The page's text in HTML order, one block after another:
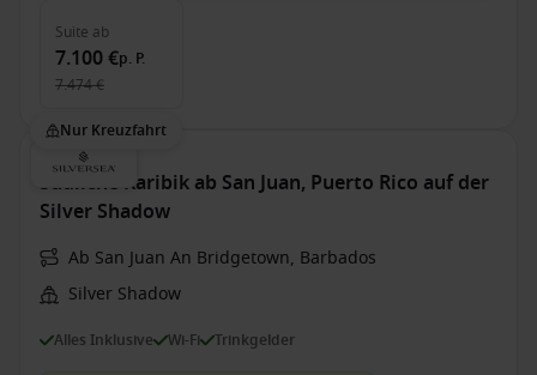
Suite ab
7.100 €p. P.
7.474 €
Nur Kreuzfahrt
Südliche Karibik ab San Juan, Puerto Rico auf der
Silver Shadow
Ab San Juan An Bridgetown, Barbados
Silver Shadow
Alles Inklusive Wi-Fi Trinkgelder